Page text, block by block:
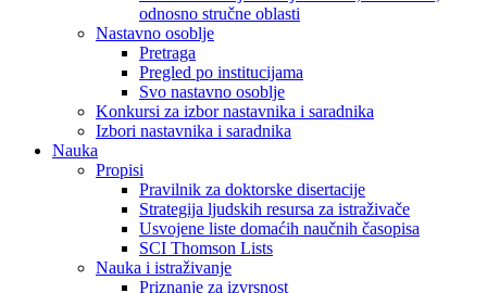
odnosno stručne oblasti
Nastavno osoblje
Pretraga
Pregled po institucijama
Svo nastavno osoblje
Konkursi za izbor nastavnika i saradnika
Izbori nastavnika i saradnika
Nauka
Propisi
Pravilnik za doktorske disertacije
Strategija ljudskih resursa za istraživače
Usvojene liste domaćih naučnih časopisa
SCI Thomson Lists
Nauka i istraživanje
Priznanje za izvrsnost